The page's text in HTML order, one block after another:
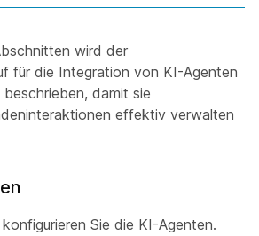
wird der
für die Integration von KI-Agenten
damit sie
effektiv verwalten
Sie die KI-Agenten.